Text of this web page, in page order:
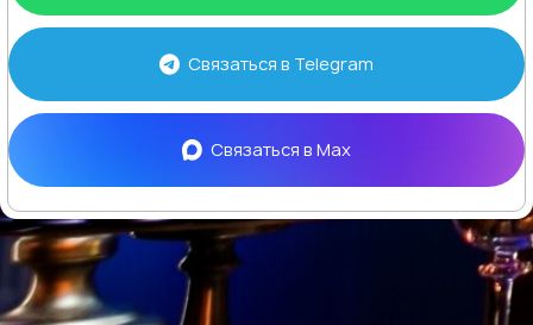
Связаться в Telegram
Связаться вMax